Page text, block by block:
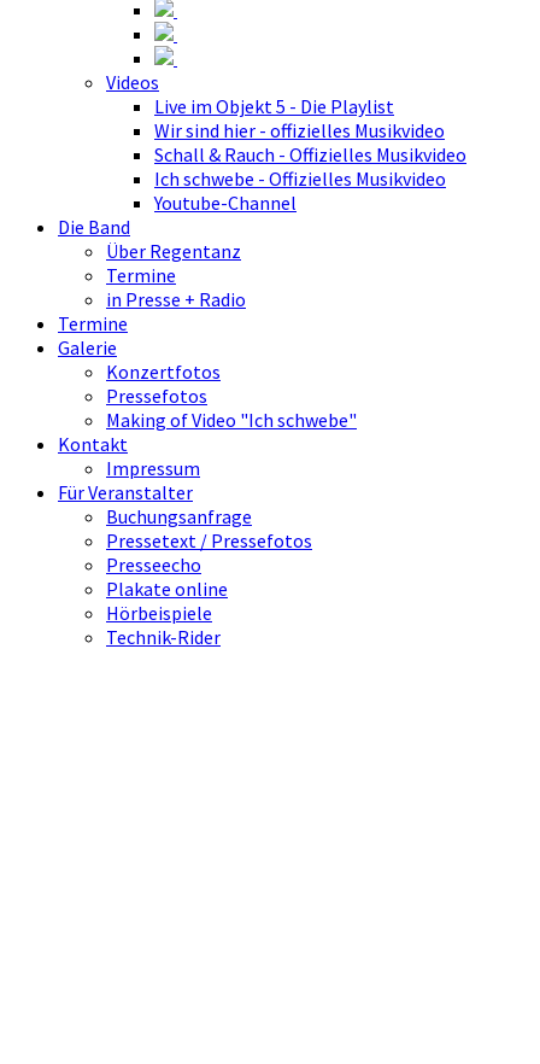
Videos
Live im Objekt 5 - Die Playlist
Wir sind hier - offizielles Musikvideo
Schall & Rauch - Offizielles Musikvideo
Ich schwebe - Offizielles Musikvideo
Youtube-Channel
Die Band
Über Regentanz
Termine
in Presse + Radio
Termine
Galerie
Konzertfotos
Pressefotos
Making of Video "Ich schwebe"
Kontakt
Impressum
Für Veranstalter
Buchungsanfrage
Pressetext / Pressefotos
Presseecho
Plakate online
Hörbeispiele
Technik-Rider